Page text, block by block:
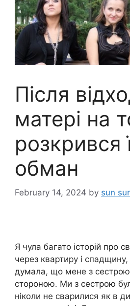
Після
матері на
розкрився
обман
February 14, 2024 by sun
Я чула багато історій про
через квартиру і
думала, що мене з сестрою
стороною. Ми з сестрою
ніколи не сварилися як в